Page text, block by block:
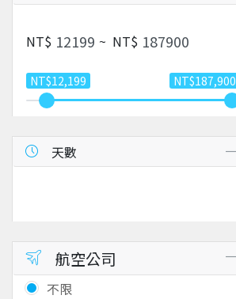
NT$ ~ NT$
NT$12,199 NT$187,900
天數
航空公司
不限